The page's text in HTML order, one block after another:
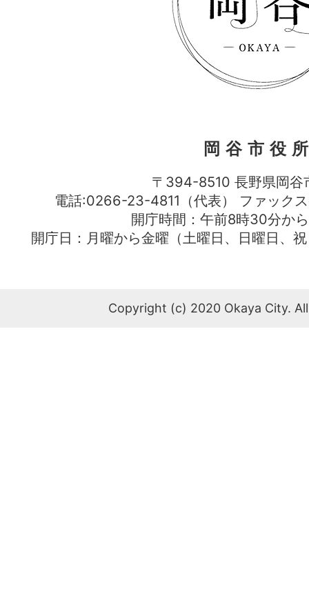
岡谷市役
〒394-8510 長野県岡谷
電話:0266-23-4811（代表） ファッ
開庁時間：午前8時30分か
開庁日：月曜から金曜（土曜日、日曜日、
Copyright (c) 2020 Okaya City.